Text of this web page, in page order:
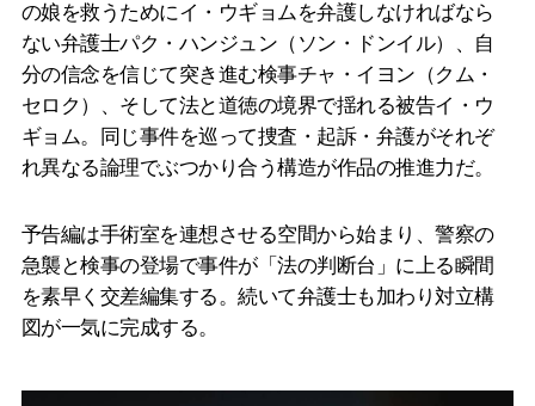
の娘を救うためにイ・ウギョムを弁護しなければなら
ない弁護士パク・ハンジュン（ソン・ドンイル）、自
分の信念を信じて突き進む検事チャ・イヨン（クム・
セロク）、そして法と道徳の境界で揺れる被告イ・ウ
ギョム。同じ事件を巡って捜査・起訴・弁護がそれぞ
れ異なる論理でぶつかり合う構造が作品の推進力だ。
予告編は手術室を連想させる空間から始まり、警察の
急襲と検事の登場で事件が「法の判断台」に上る瞬間
を素早く交差編集する。続いて弁護士も加わり対立構
図が一気に完成する。